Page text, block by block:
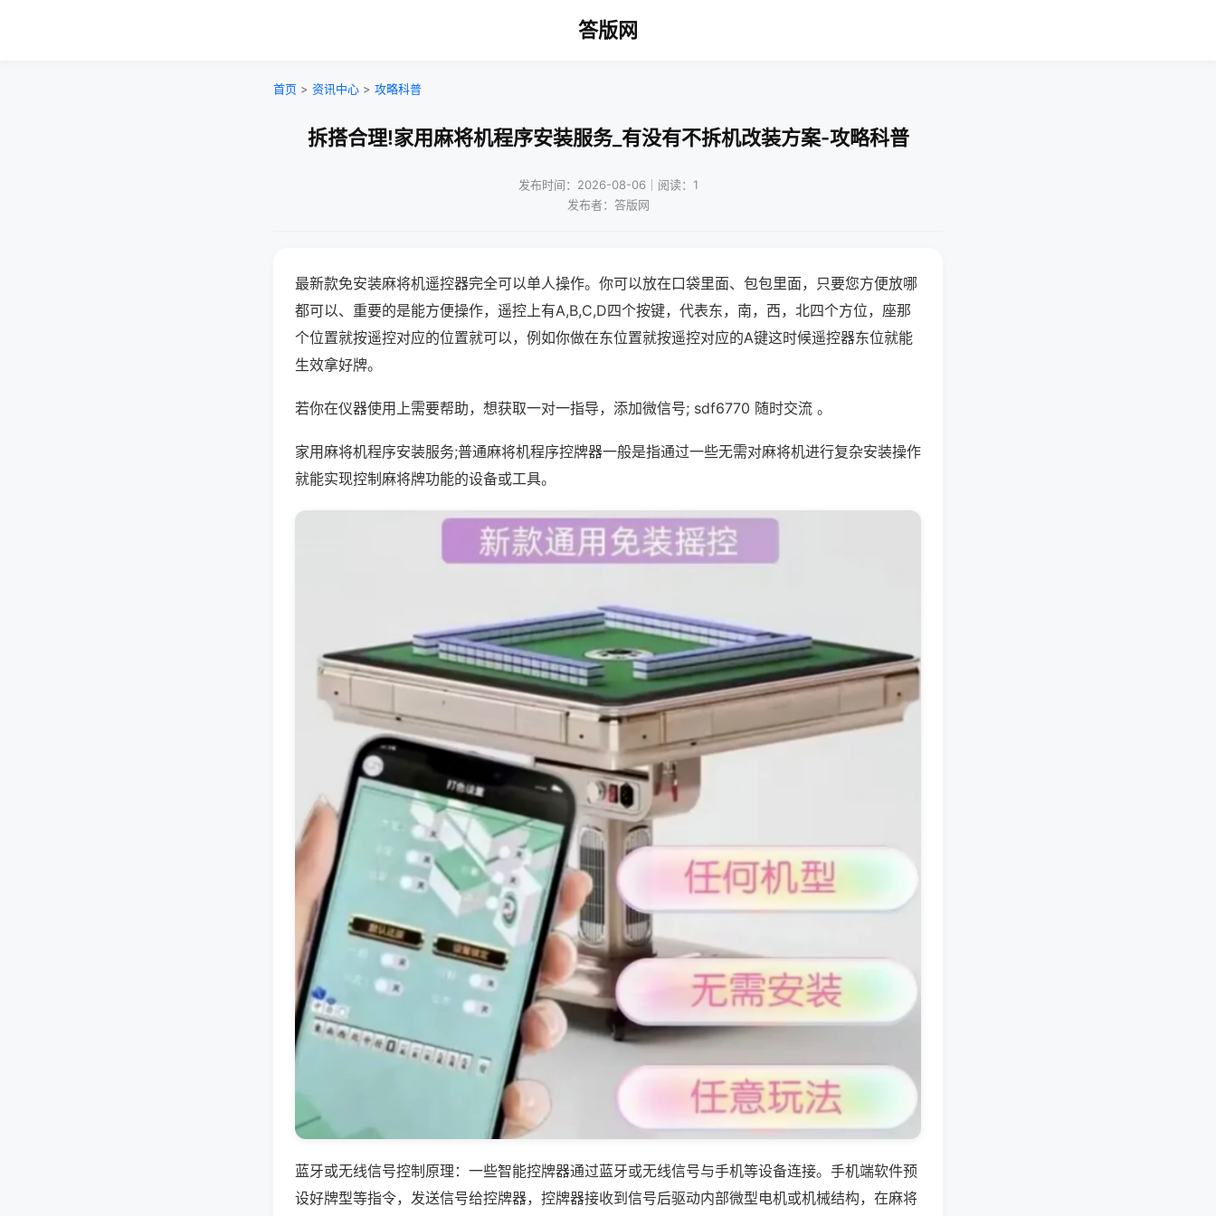
答版网
首页 > 资讯中心 > 攻略科普
拆搭合理!家用麻将机程序安装服务_有没有不拆机改装方案-攻略科普
发布时间：2026-08-06｜阅读：1
发布者：答版网
最新款免安装麻将机遥控器完全可以单人操作。你可以放在口袋里面、包包里面，只要您方便放哪
都可以、重要的是能方便操作，遥控上有A,B,C,D四个按键，代表东，南，西，北四个方位，座那
个位置就按遥控对应的位置就可以，例如你做在东位置就按遥控对应的A键这时候遥控器东位就能
生效拿好牌。
若你在仪器使用上需要帮助，想获取一对一指导，添加微信号; sdf6770 随时交流 。
家用麻将机程序安装服务;普通麻将机程序控牌器一般是指通过一些无需对麻将机进行复杂安装操作
就能实现控制麻将牌功能的设备或工具。
蓝牙或无线信号控制原理：一些智能控牌器通过蓝牙或无线信号与手机等设备连接。手机端软件预
设好牌型等指令，发送信号给控牌器，控牌器接收到信号后驱动内部微型电机或机械结构，在麻将